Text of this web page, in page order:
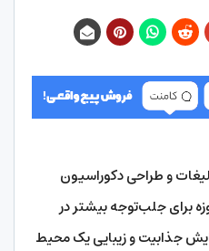
و طراحی دکوراسیون
برای جلب‌توجه بیشتر در
جذابیت و زیبایی یک محیط